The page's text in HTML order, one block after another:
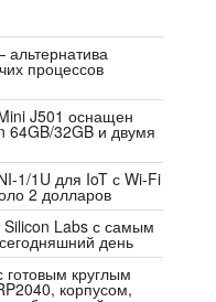
процессов
J501 оснащен
64GB/32GB и двумя
1/1U для IoT с Wi-Fi
2 долларов
Labs с самым
день
круглым
корпусом,